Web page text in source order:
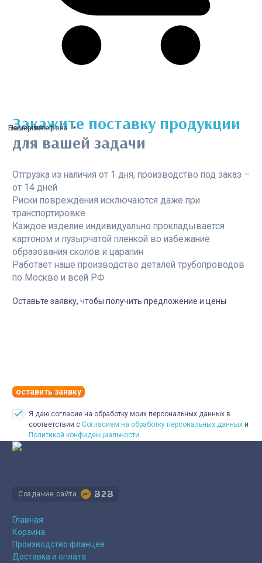
Закажите поставку продукции
для вашей задачи
Отгрузка из наличия от 1 дня, производство под заказ –
от 14 дней
Риски повреждения исключаются даже при
транспортировке
Каждое изделие индивидуально прокладывается
картоном и пузырчатой пленкой во избежание
образования сколов и царапин
Работает наше производство деталей трубопроводов
по Москве и всей РФ
Оставьте заявку, чтобы получить предложение и цены
Ваше имя
Номер телефона
оставить заявку
Я даю согласие на обработку моих персональных данных в
соответствии с Согласием на обработку персональных данных и
Политикой конфиденциальности
Создание сайта
Главная
Корзина
Производство фланцев
Доставка и оплата